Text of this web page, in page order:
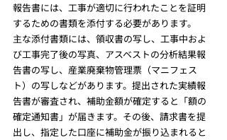
報告書には、工事が適切に行われたことを証明
するための書類を添付する必要があります。
主な添付書類には、領収書の写し、工事中およ
び工事完了後の写真、アスベストの分析結果報
告書の写し、産業廃棄物管理票（マニフェス
ト）の写しなどがあります。提出された実績報
告書が審査され、補助金額が確定すると「額の
確定通知書」が届きます。その後、請求書を提
出し、指定した口座に補助金が振り込まれると